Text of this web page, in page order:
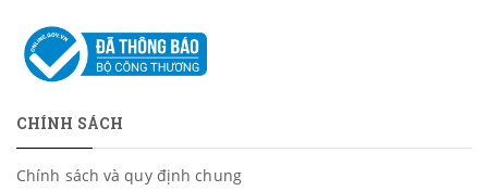
CHÍNH SÁCH
Chính sách và quy định chung